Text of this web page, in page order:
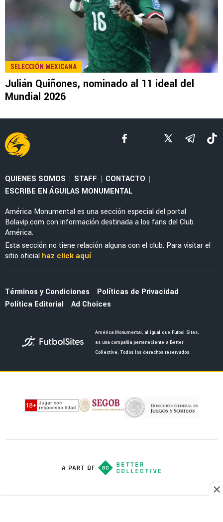
LEE TAMBIÉN
NOTICIAS
La nueva marca en la piel de Julián Quiñones
que causó furor en redes sociales
Al Qadisiya recibe como héroe a Julián